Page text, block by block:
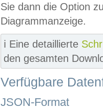
Sie dann die Option
Diagrammanzeige.
ℹ️ Eine detaillierte
den gesamten
Verfügbare
JSON-Format